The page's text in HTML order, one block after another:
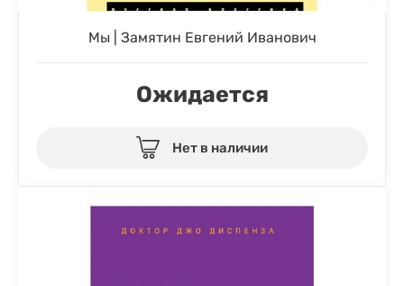
Мы | Замятин Евгений Иванович
Ожидается
Нет в наличии